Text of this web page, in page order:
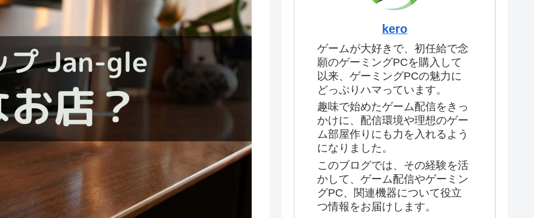
kero
ゲームが大好きで、初任給で念
願のゲーミングPCを購入して
以来、ゲーミングPCの魅力に
どっぷりハマっています。
趣味で始めたゲーム配信をきっ
かけに、配信環境や理想のゲー
ム部屋作りにも力を入れるよう
になりました。
このブログでは、その経験を活
かして、ゲーム配信やゲーミン
グPC、関連機器について役立
つ情報をお届けします。